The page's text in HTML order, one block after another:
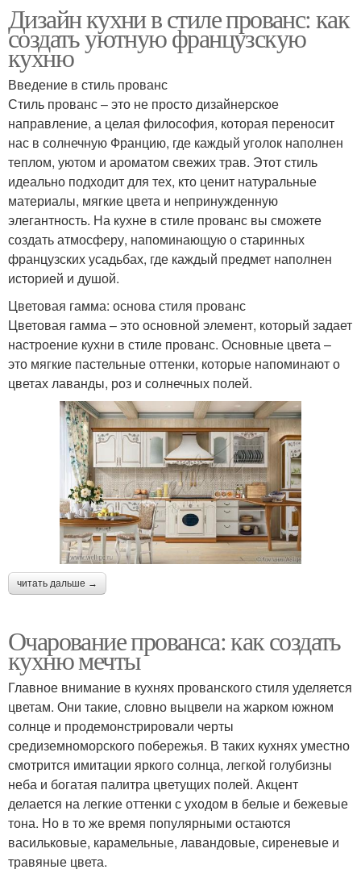
Дизайн кухни в стиле прованс: как
создать уютную французскую
кухню
Введение в стиль прованс
Стиль прованс – это не просто дизайнерское
направление, а целая философия, которая переносит
нас в солнечную Францию, где каждый уголок наполнен
теплом, уютом и ароматом свежих трав. Этот стиль
идеально подходит для тех, кто ценит натуральные
материалы, мягкие цвета и непринужденную
элегантность. На кухне в стиле прованс вы сможете
создать атмосферу, напоминающую о старинных
французских усадьбах, где каждый предмет наполнен
историей и душой.
Цветовая гамма: основа стиля прованс
Цветовая гамма – это основной элемент, который задает
настроение кухни в стиле прованс. Основные цвета –
это мягкие пастельные оттенки, которые напоминают о
цветах лаванды, роз и солнечных полей.
читать дальше →
Очарование прованса: как создать
кухню мечты
Главное внимание в кухнях прованского стиля уделяется
цветам. Они такие, словно выцвели на жарком южном
солнце и продемонстрировали черты
средиземноморского побережья. В таких кухнях уместно
смотрится имитации яркого солнца, легкой голубизны
неба и богатая палитра цветущих полей. Акцент
делается на легкие оттенки с уходом в белые и бежевые
тона. Но в то же время популярными остаются
васильковые, карамельные, лавандовые, сиреневые и
травяные цвета.